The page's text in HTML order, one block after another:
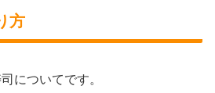
方
についてです。